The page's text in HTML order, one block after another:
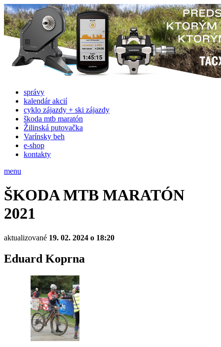
správy
kalendár akcií
cyklo zájazdy + ski zájazdy
škoda mtb maratón
Žilinská putovačka
Varínsky beh
e-shop
kontakty
menu
ŠKODA MTB MARATÓN
2021
aktualizované 19. 02. 2024 o 18:20
Eduard Koprna